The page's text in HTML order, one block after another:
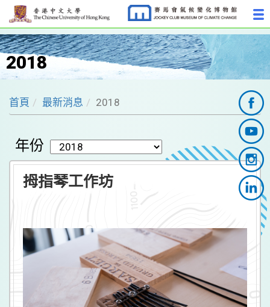
2018
首頁 最新消息 2018
年份
拇指琴工作坊